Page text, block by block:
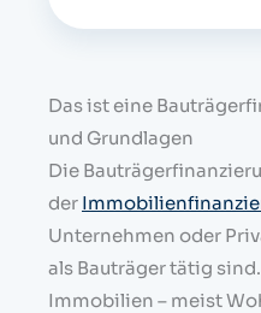
Das ist eine
und Grundlagen
Die
der
Unternehmen oder
als Bauträger tätig
Immobilien – meist